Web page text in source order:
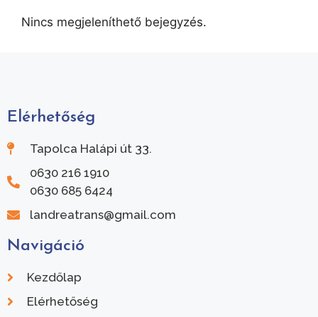
Nincs megjeleníthető bejegyzés.
Elérhetőség
Tapolca Halápi út 33.
0630 216 1910
0630 685 6424
landreatrans@gmail.com
Navigáció
Kezdőlap
Elérhetőség